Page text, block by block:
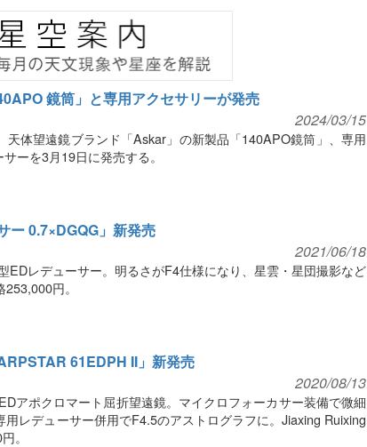
鏡筒」と専用アクセサリーが発売
2024/03/15
天体望遠鏡ブランド「Askar」の新製品「140APO鏡筒」、専用
ーを3月19日に発売する。
ー 0.7×DGQG」新発売
2021/06/18
EDレデューサー。明るさがF4仕様になり、星雲・星団撮影など
円。
61EDPH II」新発売
2020/08/13
アポクロマート屈折望遠鏡。マイクロフォーカサー装備で微細
レデューサー併用でF4.5のアストログラフに。Jiaxing Ruixing
。